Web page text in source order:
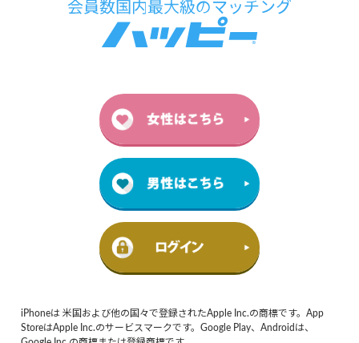
iPhoneは 米国および他の国々で登録されたApple Inc.の商標です。App
StoreはApple Inc.のサービスマークです。Google Play、Androidは、